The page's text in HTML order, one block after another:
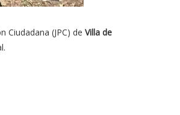
Ciudadana (JPC) de Villa de